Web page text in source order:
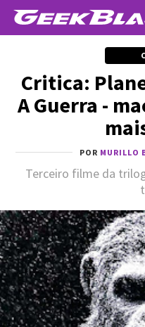
Critica:
A Guerra -
POR MURILLO
Terceiro filme da